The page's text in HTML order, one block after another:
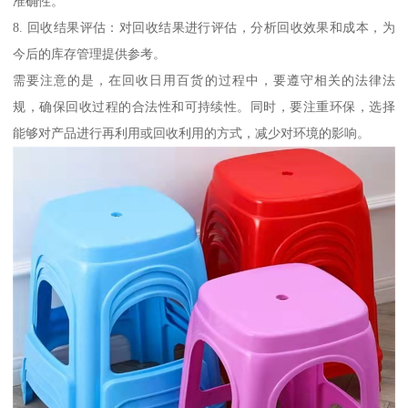
8. 回收结果评估：对回收结果进行评估，分析回收效果和成本，为
今后的库存管理提供参考。
需要注意的是，在回收日用百货的过程中，要遵守相关的法律法
规，确保回收过程的合法性和可持续性。同时，要注重环保，选择
能够对产品进行再利用或回收利用的方式，减少对环境的影响。